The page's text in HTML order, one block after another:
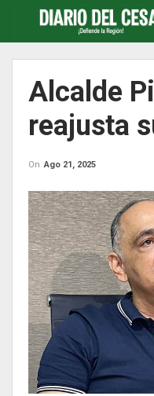
Alcalde
reajusta
On Ago 21, 2025